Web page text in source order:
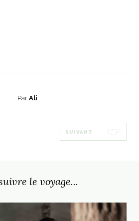
Par Ali
SUIVANT
le voyage...